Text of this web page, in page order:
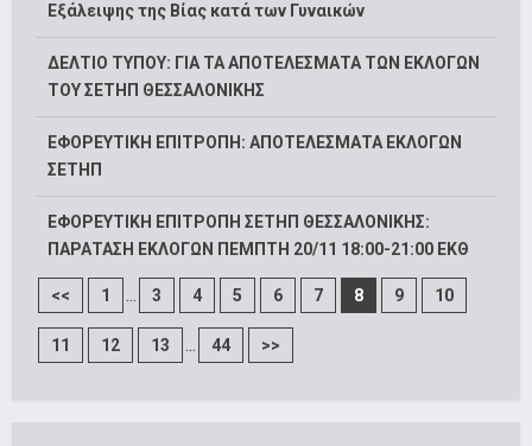
Εξάλειψης της Βίας κατά των Γυναικών
ΔΕΛΤΙΟ ΤΥΠΟΥ: ΓΙΑ ΤΑ ΑΠΟΤΕΛΕΣΜΑΤΑ ΤΩΝ ΕΚΛΟΓΩΝ
ΤΟΥ ΣΕΤΗΠ ΘΕΣΣΑΛΟΝΙΚΗΣ
ΕΦΟΡΕΥΤΙΚΗ ΕΠΙΤΡΟΠΗ: ΑΠΟΤΕΛΕΣΜΑΤΑ ΕΚΛΟΓΩΝ
ΣΕΤΗΠ
ΕΦΟΡΕΥΤΙΚΗ ΕΠΙΤΡΟΠΗ ΣΕΤΗΠ ΘΕΣΣΑΛΟΝΙΚΗΣ:
ΠΑΡΑΤΑΣΗ ΕΚΛΟΓΩΝ ΠΕΜΠΤΗ 20/11 18:00-21:00 ΕΚΘ
<< 1 ... 3 4 5 6 7 8 9 10
11 12 13 ... 44 >>